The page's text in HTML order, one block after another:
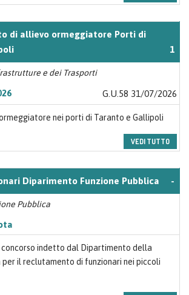
di allievo ormeggiatore Porti di
1
e dei Trasporti
G.U.58 31/07/2026
nei porti di Taranto e Gallipoli
VEDI TUTTO
Diparimento Funzione Pubblica -
Pubblica
concorso indetto dal Dipartimento della
per il reclutamento di funzionari nei piccoli